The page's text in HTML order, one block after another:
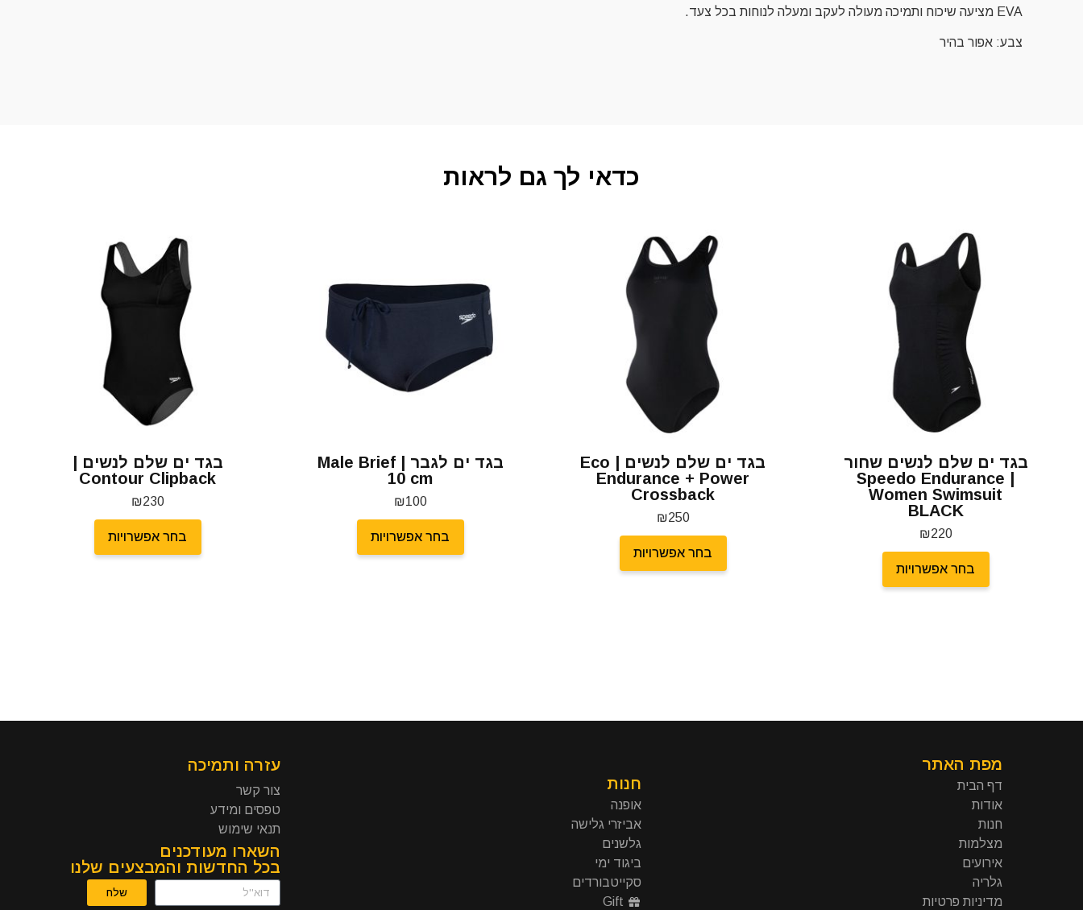
EVA מציעה שיכוח ותמיכה מעולה לעקב ומעלה לנוחות בכל צעד.
צבע: אפור בהיר
כדאי לך גם לראות
בגד ים שלם לנשים שחור
| Speedo Endurance
Women Swimsuit
BLACK
₪220
בחר אפשרויות
בגד ים שלם לנשים | Eco
Endurance + Power
Crossback
₪250
בחר אפשרויות
בגד ים לגבר | Male Brief
10 cm
₪100
בחר אפשרויות
בגד ים שלם לנשים |
Contour Clipback
₪230
בחר אפשרויות
מפת האתר
דף הבית
אודות
חנות
מצלמות
אירועים
גלריה
מדיניות פרטיות
חנות
אופנה
אביזרי גלישה
גלשנים
ביגוד ימי
סקייטבורדים
Gift
עזרה ותמיכה
צור קשר
טפסים ומידע
תנאי שימוש
השארו מעודכנים
בכל החדשות והמבצעים שלנו
שלח